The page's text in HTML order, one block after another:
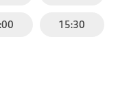
15:30